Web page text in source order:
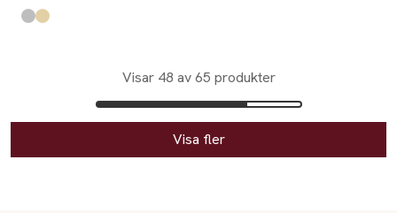
Produkten finns i färgerna:
silver
guld,
Visar 48 av 65 produkter
Visa fler